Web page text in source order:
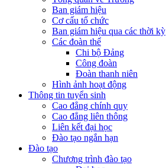
Ban giám hiệu
Cơ cấu tổ chức
Ban giám hiệu qua các thời kỳ
Các đoàn thể
Chi bộ Đảng
Công đoàn
Đoàn thanh niên
Hình ảnh hoạt động
Thông tin tuyển sinh
Cao đẳng chính quy
Cao đẳng liên thông
Liên kết đại học
Đào tạo ngắn hạn
Đào tạo
Chương trình đào tạo